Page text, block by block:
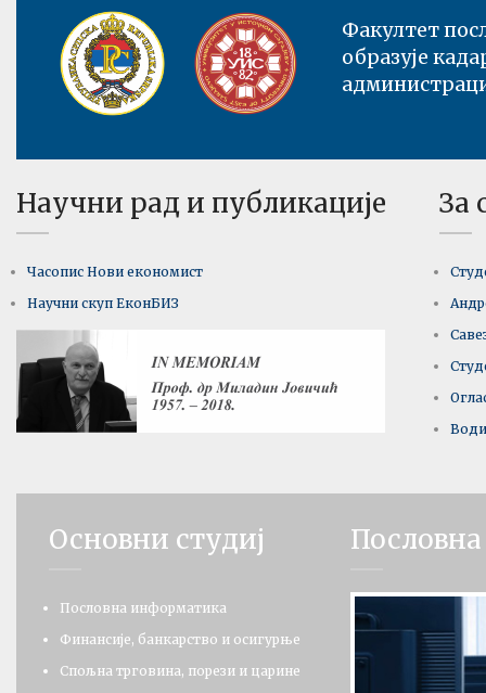
Факултет
образује
Научни рад и публикације
Часопис Нови економист
Научни скуп ЕконБИЗ
За
Основни студиј
Пословна информатика
Финансије, банкарство и осигурње
Спољна трговина, порези и царине